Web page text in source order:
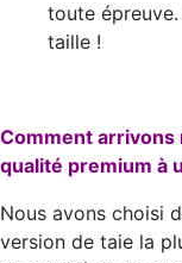
toute
taille !
Comment arrivons
qualité premium à
Nous avons choisi
version de taie la